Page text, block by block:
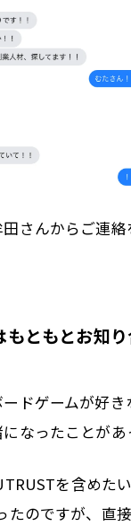
さんからご連絡
もともとお知
ドゲームが好き
なったことがあ
を含めた
たのですが、直